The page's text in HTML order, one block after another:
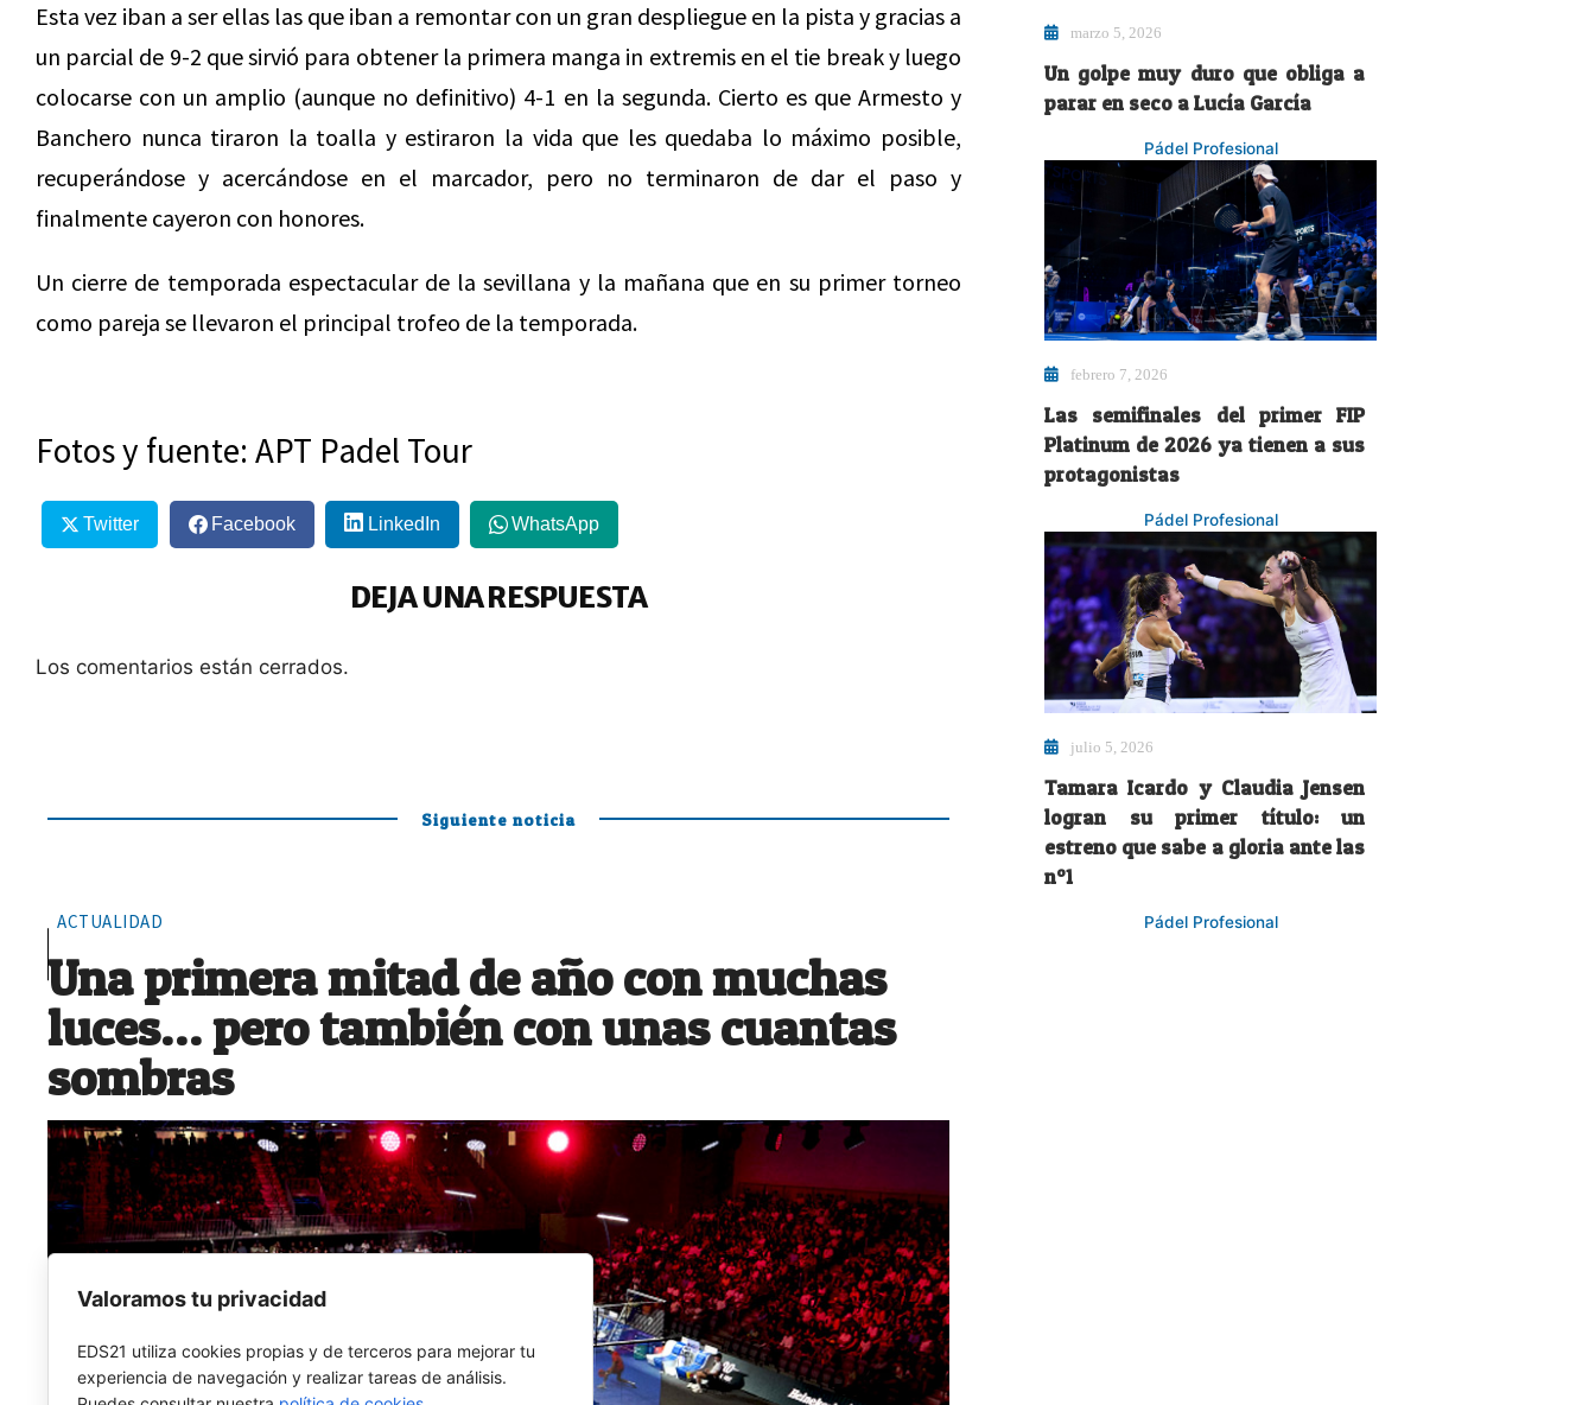
Esta vez iban a ser ellas las que iban a remontar con un gran despliegue en la pista y gracias a
un parcial de 9-2 que sirvió para obtener la primera manga in extremis en el tie break y luego
colocarse con un amplio (aunque no definitivo) 4-1 en la segunda. Cierto es que Armesto y
Banchero nunca tiraron la toalla y estiraron la vida que les quedaba lo máximo posible,
recuperándose y acercándose en el marcador, pero no terminaron de dar el paso y
finalmente cayeron con honores.
Un cierre de temporada espectacular de la sevillana y la mañana que en su primer torneo
como pareja se llevaron el principal trofeo de la temporada.
Fotos y fuente: APT Padel Tour
Twitter Facebook LinkedIn WhatsApp
DEJA UNA RESPUESTA
Los comentarios están cerrados.
Siguiente noticia
ACTUALIDAD
Una primera mitad de año con muchas
luces… pero también con unas cuantas
sombras
marzo 5, 2026
Un golpe muy duro que obliga a
parar en seco a Lucía García
Pádel Profesional
febrero 7, 2026
Las semifinales del primer FIP
Platinum de 2026 ya tienen a sus
protagonistas
Pádel Profesional
julio 5, 2026
Tamara Icardo y Claudia Jensen
logran su primer título: un
estreno que sabe a gloria ante las
nº1
Pádel Profesional
Valoramos tu privacidad
EDS21 utiliza cookies propias y de terceros para mejorar tu
experiencia de navegación y realizar tareas de análisis.